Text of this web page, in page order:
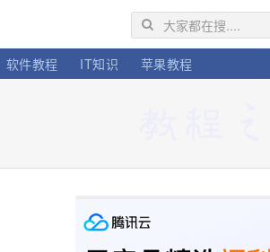
软件教程 IT知识 苹果教程